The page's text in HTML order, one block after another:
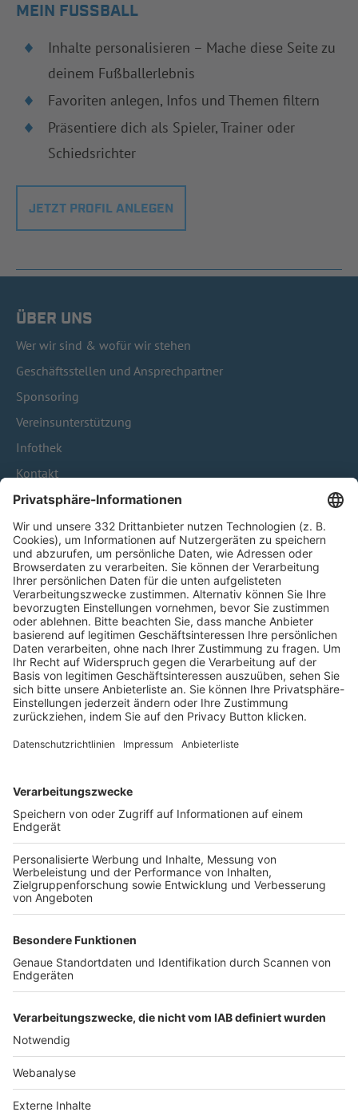
MEIN FUSSBALL
Inhalte personalisieren – Mache diese Seite zu
deinem Fußballerlebnis
Favoriten anlegen, Infos und Themen filtern
Präsentiere dich als Spieler, Trainer oder
Schiedsrichter
JETZT PROFIL ANLEGEN
ÜBER UNS
Wer wir sind & wofür wir stehen
Geschäftsstellen und Ansprechpartner
Sponsoring
Vereinsunterstützung
Infothek
Kontakt
HÄUFIG BESUCHTE SEITEN
Pässe und Vereinswechsel
Trainerausbildung
Schulungsangebot Vereinsmitarbeiter
BFV-Geschäftsstellen
Trainerbörse
Login SpielPlus
FOLGE DEM BFV
TOP-VEREINE
TOP-PARTNER
Nutzungsbedingungen Datenschutz Impressum